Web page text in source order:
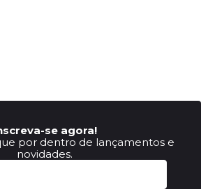
se agora!
por dentro de lançamentos e
novidades.